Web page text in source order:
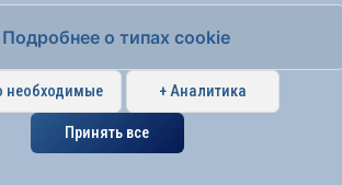
Подробнее о типах cookie
необходимые + Аналитика
Принять все